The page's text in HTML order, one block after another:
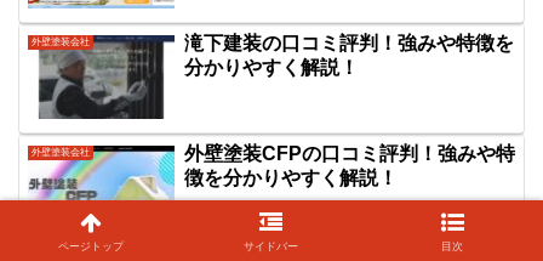
外壁塗装会社
滝下建装の口コミ評判！強みや特徴を
分かりやすく解説！
外壁塗装会社
外壁塗装CFPの口コミ評判！強みや特
徴を分かりやすく解説！
ページトップ サイドバー 目次